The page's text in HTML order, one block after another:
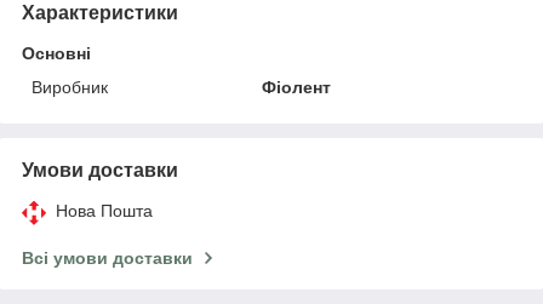
Характеристики
Основні
Виробник
Фіолент
Умови доставки
Нова Пошта
Всі умови доставки